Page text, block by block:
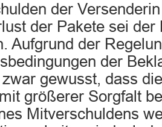
der
der Pakete sei der
Aufgrund der
der
gewusst, dass
größerer Sorgfalt
Mitverschuldens